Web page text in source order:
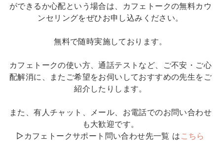
ができるか心配という場合は、カフェトークの無料カウ
ンセリングをぜひお申し込みください。
無料で随時実施しております。
カフェトークの使い方、通話テストなど、ご不安・ご心
配解消に、またご希望をお伺いしておすすめの先生をご
紹介したりします。
また、有人チャット、メール、お電話でのお問い合わせ
も大歓迎です。
▷カフェトークサポート問い合わせ先一覧 は こちら